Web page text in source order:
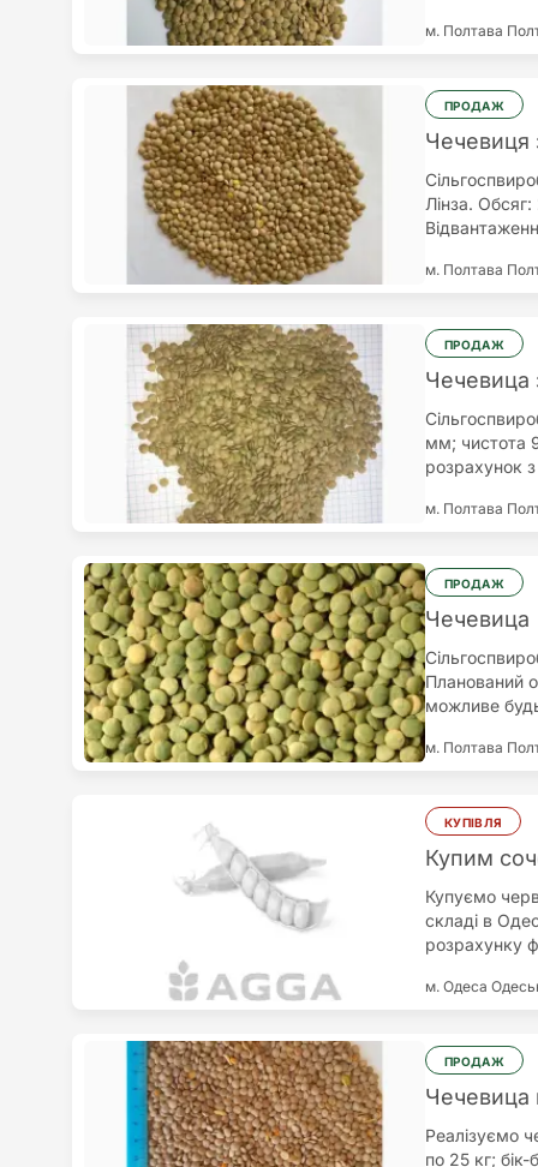
експорт по
співпраці.
м. Полтава
ПРОДАЖ
Чечевиця
Лінза.
вирощуємо:
м. Полтава
ПРОДАЖ
Чечевица
мм; чистота
розрахунок
чечевиці,
м. Полтава
ПРОДАЖ
Чечевица
Планований
можливе
надаємо
м. Полтава
КУПІВЛЯ
Купим
Купуємо
складі в
розрахунку
м. Одеса
ПРОДАЖ
Чечевица
Реалізуємо
по 25 кг;